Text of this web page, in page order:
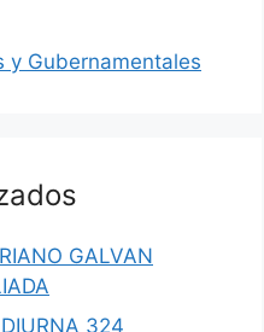
y Gubernamentales
GALVAN
324